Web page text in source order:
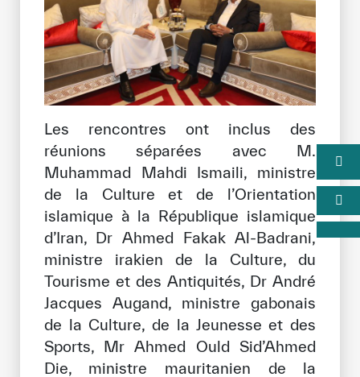
Les rencontres ont inclus des
réunions séparées avec M.
Muhammad Mahdi Ismaili, ministre
de la Culture et de l’Orientation
islamique à la République islamique
d’Iran, Dr Ahmed Fakak Al-Badrani,
ministre irakien de la Culture, du
Tourisme et des Antiquités, Dr André
Jacques Augand, ministre gabonais
de la Culture, de la Jeunesse et des
Sports, Mr Ahmed Ould Sid’Ahmed
Die, ministre mauritanien de la